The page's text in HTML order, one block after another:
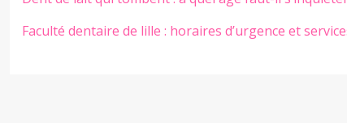
Faculté dentaire de lille : horaires d’urgence et